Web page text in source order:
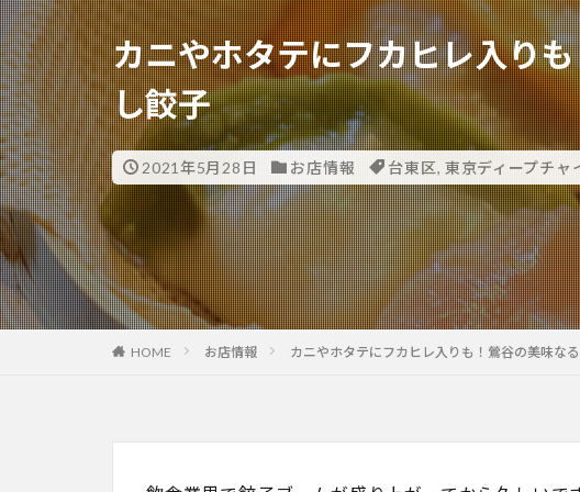
カニやホタテにフカヒレ入り
し餃子
2021年5月28日 お店情報 台東区, 東京ディープチャ
HOME お店情報 カニやホタテにフカヒレ入りも！鶯谷の美味な